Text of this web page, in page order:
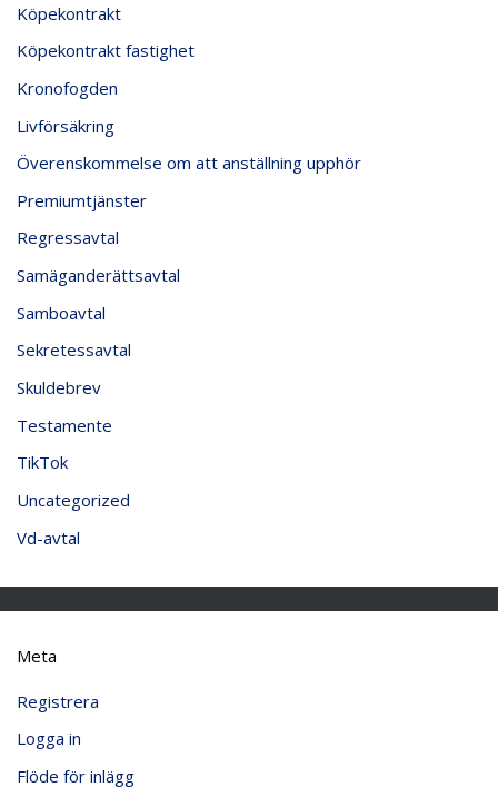
Köpekontrakt
Köpekontrakt fastighet
Kronofogden
Livförsäkring
Överenskommelse om att anställning upphör
Premiumtjänster
Regressavtal
Samäganderättsavtal
Samboavtal
Sekretessavtal
Skuldebrev
Testamente
TikTok
Uncategorized
Vd-avtal
Meta
Registrera
Logga in
Flöde för inlägg